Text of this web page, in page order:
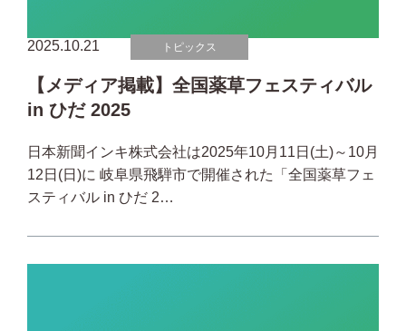
2025.10.21 トピックス
【メディア掲載】全国薬草フェスティバル
in ひだ 2025
日本新聞インキ株式会社は2025年10月11日(土)～10月
12日(日)に 岐阜県飛騨市で開催された「全国薬草フェ
スティバル in ひだ 2…